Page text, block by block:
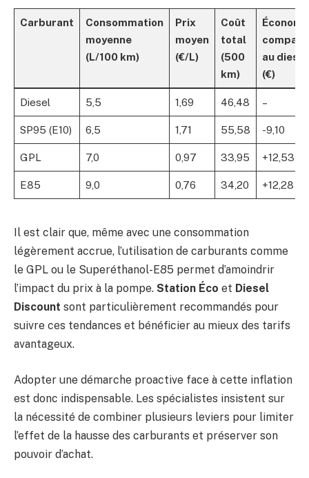
Carburant
Consommation
moyenne
(L/100 km)
Prix
moyen
(€/L)
Coût
total
(500
km)
au diesel
(€)
Diesel 5,5 1,69 46,48 –
SP95 (E10) 6,5 1,71 55,58 -9,10
GPL 7,0 0,97 33,95 +12,53
E85 9,0 0,76 34,20 +12,28
Il est clair que, même avec une consommation
légèrement accrue, l’utilisation de carburants comme
le GPL ou le Superéthanol-E85 permet d’amoindrir
l’impact du prix à la pompe. Station Éco et Diesel
Discount sont particulièrement recommandés pour
suivre ces tendances et bénéficier au mieux des tarifs
avantageux.
Adopter une démarche proactive face à cette inflation
est donc indispensable. Les spécialistes insistent sur
la nécessité de combiner plusieurs leviers pour limiter
l’effet de la hausse des carburants et préserver son
pouvoir d’achat.